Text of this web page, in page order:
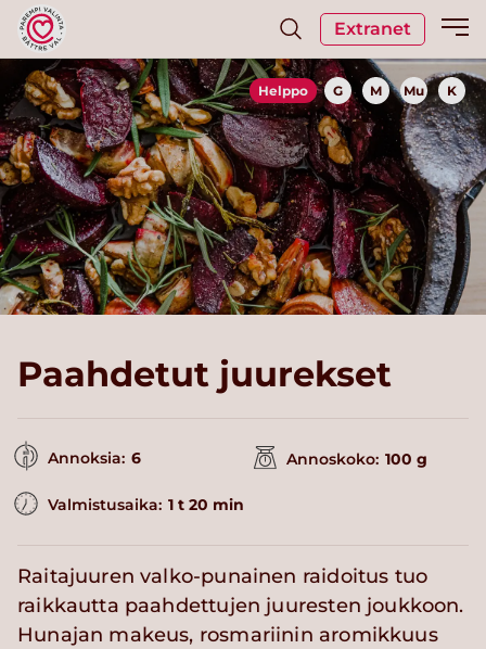
Extranet
Helppo G M Mu K
Paahdetut juurekset
Annoksia: 6 Annoskoko: 100 g
Valmistusaika: 1 t 20 min
Raitajuuren valko-punainen raidoitus tuo
raikkautta paahdettujen juuresten joukkoon.
Hunajan makeus, rosmariinin aromikkuus